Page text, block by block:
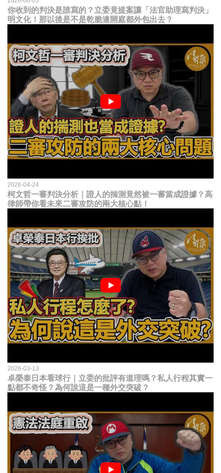
你收到的判決是誰寫的？立委竟提案讓「法官助理寫判決」
明文化！那以後是不是乾脆連開庭都外包出去？
2026-04-24
柯文哲一審判決分析｜證人的揣測竟然被一審當成證據？高
律師帶你看未來二審攻防的兩大核心點！
2026-03-13
卓榮泰日本看球行｜立委的批評有道理嗎？私人行程其實一
點都不奇怪？為何說這是一種外交突破？